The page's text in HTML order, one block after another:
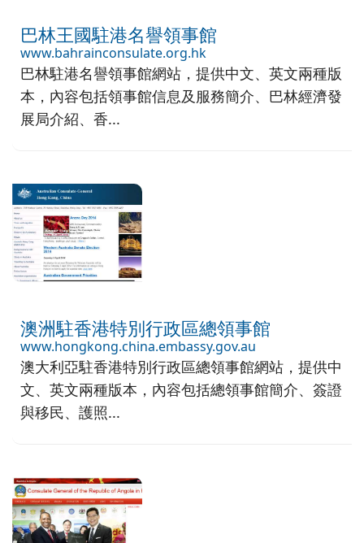
巴林王國駐港名譽領事館
www.bahrainconsulate.org.hk
巴林駐港名譽領事館網站，提供中文、英文兩種版
本，內容包括領事館信息及服務簡介、巴林經濟發
展局介紹、香...
澳洲駐香港特別行政區總領事館
www.hongkong.china.embassy.gov.au
澳大利亞駐香港特別行政區總領事館網站，提供中
文、英文兩種版本，內容包括總領事館簡介、簽證
與移民、護照...